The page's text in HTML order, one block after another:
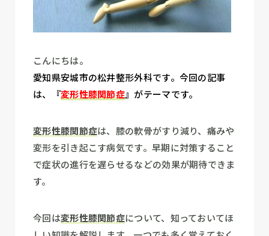
こんにちは。
愛知県安城市の松井整形外科です。今回の記事
は、
『変形性膝関節症』 がテーマです。
変形性膝関節症は、膝の軟骨がすり減り、痛みや
変形を引き起こす病気です。早期に対策すること
で症状の進行を遅らせるなどの効果が期待できま
す。
今回は変形性膝関節症について、知っておいてほ